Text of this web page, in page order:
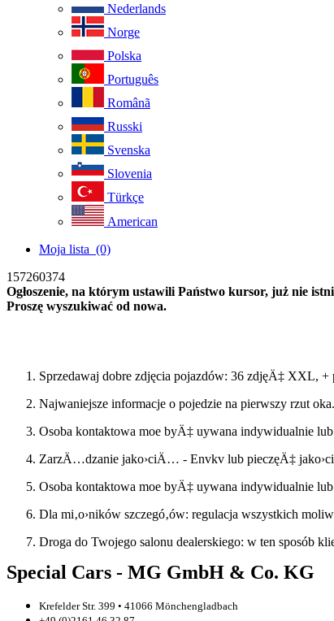
Nederlands
Norge
Polska
Português
Românã
Russki
Svenska
Slovenia
Türkçe
American
Moja lista (0)
157260374
Ogłoszenie, na którym ustawili Państwo kursor, już nie
Proszę wyszukiwać od nowa.
Sprzedawaj dobre zdjęcia pojazdów: 36 zdjęÄ‡ XXL,
Najwaniejsze informacje o pojedzie na pierwszy rzut oka.
Osoba kontaktowa moe byÄ‡ uywana indywidualnie
ZarzÄ…dzanie jako›ciÄ… - Envkv lub pieczęÄ‡
Osoba kontaktowa moe byÄ‡ uywana indywidualnie
Dla mi‚o›ników szczegó‚ów: regulacja wszystkich
Droga do Twojego salonu dealerskiego: w ten sposób
Special Cars - MG GmbH & Co. KG
Krefelder Str. 399 • 41066 Mönchengladbach